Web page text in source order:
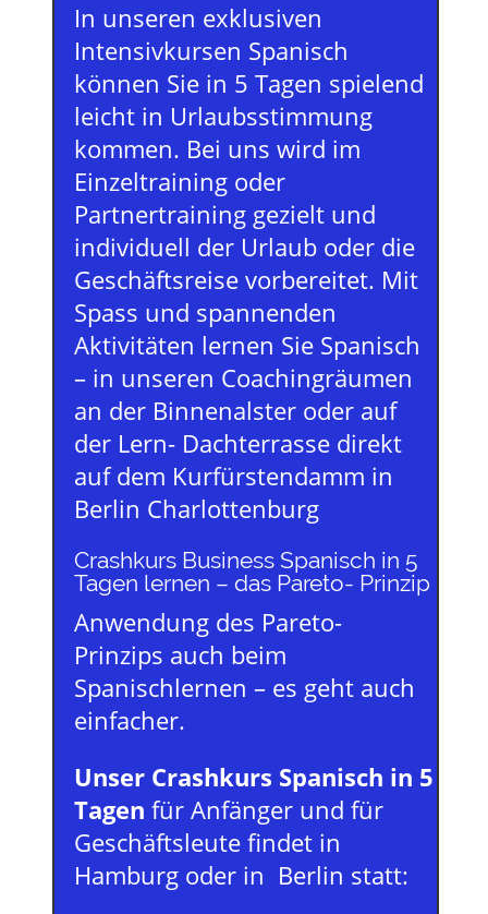
In unseren exklusiven
Intensivkursen Spanisch
können Sie in 5 Tagen spielend
leicht in Urlaubsstimmung
kommen. Bei uns wird im
Einzeltraining oder
Partnertraining gezielt und
individuell der Urlaub oder die
Geschäftsreise vorbereitet. Mit
Spass und spannenden
Aktivitäten lernen Sie Spanisch
– in unseren Coachingräumen
an der Binnenalster oder auf
der Lern- Dachterrasse direkt
auf dem Kurfürstendamm in
Berlin Charlottenburg
Crashkurs Business Spanisch in 5
Tagen lernen – das Pareto- Prinzip
Anwendung des Pareto-
Prinzips auch beim
Spanischlernen – es geht auch
einfacher.
Unser Crashkurs Spanisch in 5
Tagen für Anfänger und für
Geschäftsleute findet in
Hamburg oder in Berlin statt: